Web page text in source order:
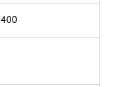
400